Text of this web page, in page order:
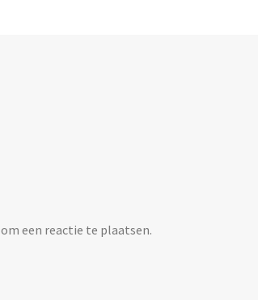
om een reactie te plaatsen.